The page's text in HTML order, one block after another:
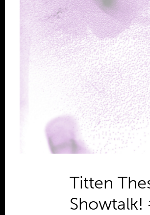
Kooperationen
Förderer
Kontakt
Titten
Showtalk!